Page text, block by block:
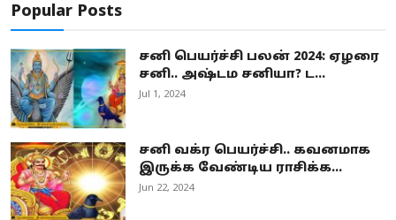
Popular Posts
சனி பெயர்ச்சி பலன் 2024: ஏழரை
சனி.. அஷ்டம சனியா? ட...
Jul 1, 2024
சனி வக்ர பெயர்ச்சி.. கவனமாக
இருக்க வேண்டிய ராசிக்க...
Jun 22, 2024